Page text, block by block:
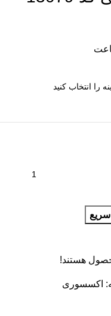
هستند!
اکسسوری